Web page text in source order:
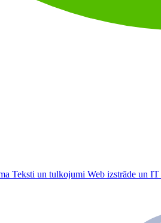
Teksti un tulkojumi Web izstrāde un IT